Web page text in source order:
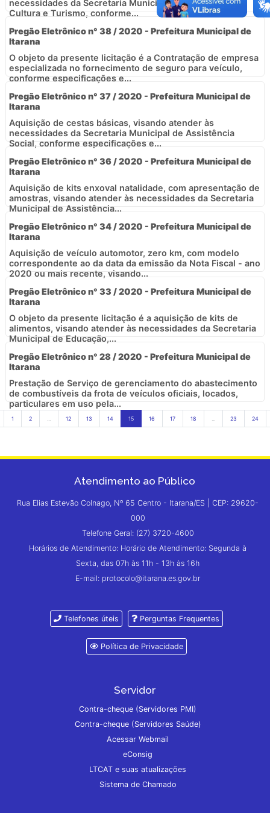
necessidades da Secretaria Municipal de Desporto,
Cultura e Turismo, conforme...
Pregão Eletrônico n° 38 / 2020 - Prefeitura Municipal de
Itarana
O objeto da presente licitação é a Contratação de empresa
especializada no fornecimento de seguro para veículo,
conforme especificações e...
Pregão Eletrônico n° 37 / 2020 - Prefeitura Municipal de
Itarana
Aquisição de cestas básicas, visando atender às
necessidades da Secretaria Municipal de Assistência
Social, conforme especificações e...
Pregão Eletrônico n° 36 / 2020 - Prefeitura Municipal de
Itarana
Aquisição de kits enxoval natalidade, com apresentação de
amostras, visando atender às necessidades da Secretaria
Municipal de Assistência...
Pregão Eletrônico n° 34 / 2020 - Prefeitura Municipal de
Itarana
Aquisição de veículo automotor, zero km, com modelo
correspondente ao da data da emissão da Nota Fiscal - ano
2020 ou mais recente, visando...
Pregão Eletrônico n° 33 / 2020 - Prefeitura Municipal de
Itarana
O objeto da presente licitação é a aquisição de kits de
alimentos, visando atender às necessidades da Secretaria
Municipal de Educação,...
Pregão Eletrônico n° 28 / 2020 - Prefeitura Municipal de
Itarana
Prestação de Serviço de gerenciamento do abastecimento
de combustíveis da frota de veículos oficiais, locados,
particulares em uso pela...
1 2 12 13 14 15 16 17 18 23 24
Atendimento ao Público
Rua Elias Estevão Colnago, Nº 65 Centro - Itarana/ES | CEP: 29620-
000
Telefone Geral: (27) 3720-4600
Horários de Atendimento: Horário de Atendimento: Segunda à
Sexta, das 07h às 11h - 13h às 16h
E-mail: protocolo@itarana.es.gov.br
Telefones úteis Perguntas Frequentes
Política de Privacidade
Servidor
Contra-cheque (Servidores PMI)
Contra-cheque (Servidores Saúde)
Acessar Webmail
eConsig
LTCAT e suas atualizações
Sistema de Chamado